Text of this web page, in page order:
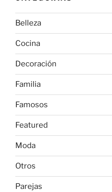
Belleza
Cocina
Decoración
Familia
Famosos
Featured
Moda
Otros
Parejas